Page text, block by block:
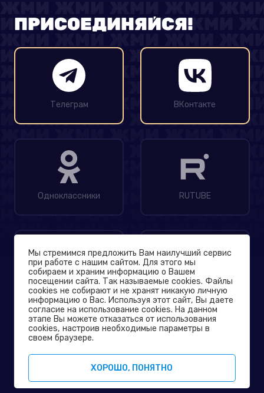
ПРИСОЕДИНЯЙСЯ!
Телеграм ВКонтакте
Одноклассники RUTUBE
MAX Дзен
© 2004-2026
Официальный сайт телеканала ТНТ
Политика конфиденциальности
Мы стремимся предложить Вам наилучший сервис
при работе с нашим сайтом. Для этого мы
собираем и храним информацию о Вашем
посещении сайта. Так называемые cookies. Файлы
cookies не собирают и не хранят никакую личную
информацию о Вас. Используя этот сайт, Вы даете
согласие на использование cookies. На данном
этапе Вы можете отказаться от использования
cookies, настроив необходимые параметры в
своем браузере.
ХОРОШО, ПОНЯТНО